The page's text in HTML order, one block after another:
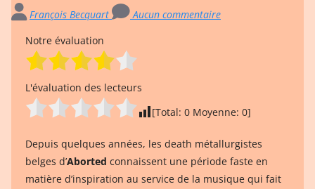
François Becquart
Aucun commentaire
Notre évaluation
L'évaluation des lecteurs
[Total: 0 Moyenne: 0]
Depuis quelques années, les death métallurgistes
belges d’Aborted connaissent une période faste en
matière d’inspiration au service de la musique qui fait